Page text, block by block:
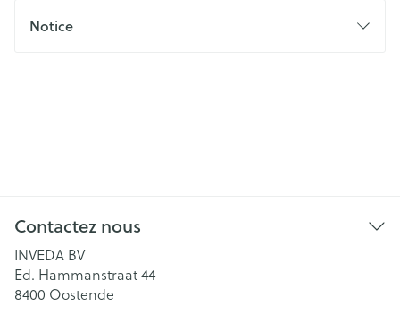
Notice
Contactez nous
INVEDA BV
Ed. Hammanstraat 44
8400 Oostende